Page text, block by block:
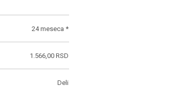
24 meseca *
1.566,00 RSD
Deli